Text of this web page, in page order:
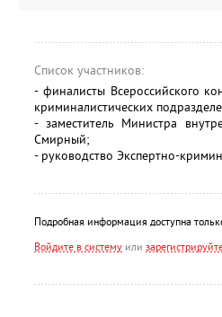
Список участников:
- финалисты Всероссийского
криминалистических
- заместитель Министра
Смирный;
- руководство Экспертно-
Подробная информация доступна
Войдите в систему или